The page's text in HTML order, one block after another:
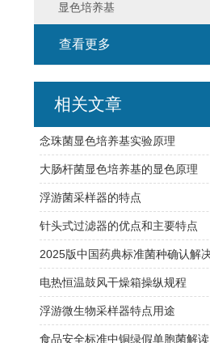
显色培养基
查看更多
相关文章
念珠菌显色培养基实验原理
大肠杆菌显色培养基的显色原理
浮游菌采样器的特点
针头式过滤器的优点和主要特点
电热恒温鼓风干燥箱操纵规程
浮游微生物采样器特点用途
食品安全标准中铜绿假单胞菌解读